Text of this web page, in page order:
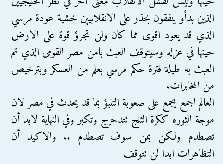
الذين بدأو ينفقون بحذر على الانقلابيين خشية عودة مرسي
الذي قد يعود اقوى مما كان ولن تجرؤ قوة على الارض
حينها في عزله وسيتوقف العبث بامن مصر القومى الذي تم
العبث به طيلة فترة حكم مرسي بعلم من العسكر وبترخيص
من المخابرات.
العالم اجمع يجمع على صعوبة التنبؤ بما قد يحدث في مصر لان
موجة الثوره ككرة الثلج تتدحرج وتكبر وفي النهاية لابد أن
تصطدم ولكن بمن سوف تصطدم .. والاكيد أن
التظاهرات ابدا لن تتوقف